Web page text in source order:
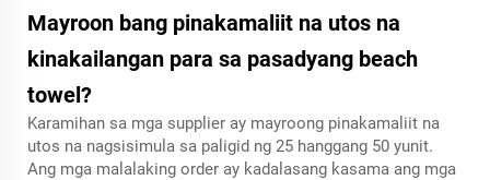
Mayroon bang pinakamaliit na utos na
kinakailangan para sa pasadyang beach
towel?
Karamihan sa mga supplier ay mayroong pinakamaliit na
utos na nagsisimula sa paligid ng 25 hanggang 50 yunit.
Ang mga malalaking order ay kadalasang kasama ang mga